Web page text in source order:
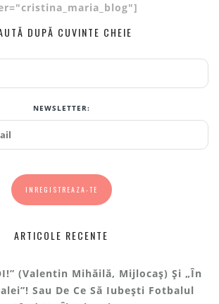
DUPĂ CUVINTE CHEIE
NEWSLETTER:
ARTICOLE RECENTE
(Valentin Mihăilă, Mijlocaș) Și „În
Sau De Ce Să Iubești Fotbalul